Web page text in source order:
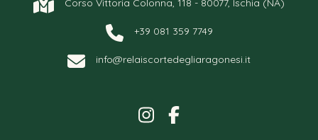
Corso Vittoria Colonna, 118 - 80077, Ischia (NA)
+39 081 359 7749
info@relaiscortedegliaragonesi.it